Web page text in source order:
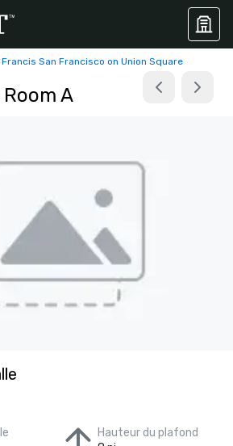
San Francisco on Union Square
A
Hauteur du plafond